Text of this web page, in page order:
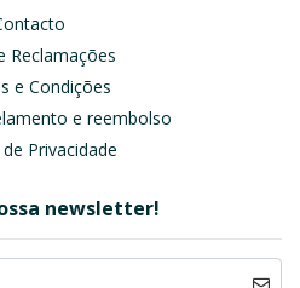
Reclamações
e Condições
e reembolso
Privacidade
newsletter!